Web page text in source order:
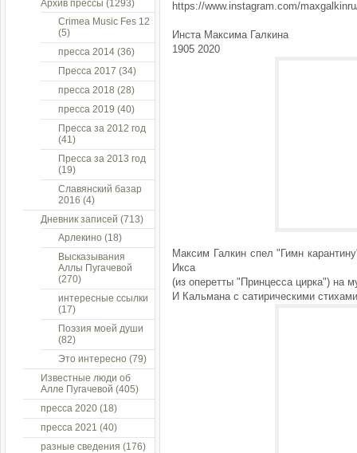
https://www.instagram.com/
Инста Максима Галкина
1905 2020
Максим Галкин спел "Гимн
Икса
(из оперетты "Принцесса цирка") на
И Кальмана с сатирическими стихами
Архив прессы (1293)
Crimea Music Fes 12
(5)
пресса 2014 (36)
Пресса 2017 (34)
пресса 2018 (28)
пресса 2019 (40)
Пресса за 2012 год
(41)
Пресса за 2013 год
(19)
Славянский базар
2016 (4)
Дневник записей (713)
Арлекино (18)
Высказывания
Аллы Пугачевой
(270)
интересные ссылки
(17)
Поэзия моей души
(82)
Это интересно (79)
Известные люди об
Алле Пугачевой (405)
пресса 2020 (18)
пресса 2021 (40)
разные сведения (176)